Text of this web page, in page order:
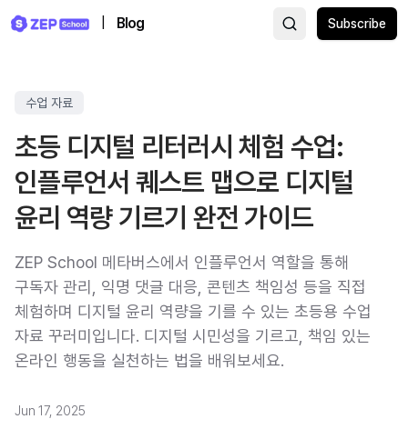
Blog Subscribe
수업 자료
초등 디지털 리터러시 체험 수업:
인플루언서 퀘스트 맵으로 디지털
윤리 역량 기르기 완전 가이드
ZEP School 메타버스에서 인플루언서 역할을 통해
구독자 관리, 익명 댓글 대응, 콘텐츠 책임성 등을 직접
체험하며 디지털 윤리 역량을 기를 수 있는 초등용 수업
자료 꾸러미입니다. 디지털 시민성을 기르고, 책임 있는
온라인 행동을 실천하는 법을 배워보세요.
Jun 17, 2025